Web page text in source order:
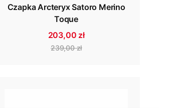
Czapka Arcteryx Satoro Merino
Toque
203,00 zł
239,00 zł